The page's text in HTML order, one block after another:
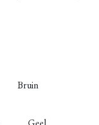
Bruin